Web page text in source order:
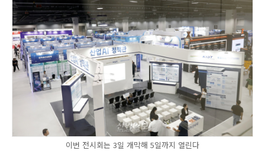
이번 전시회는 3일 개막해 5일까지 열린다